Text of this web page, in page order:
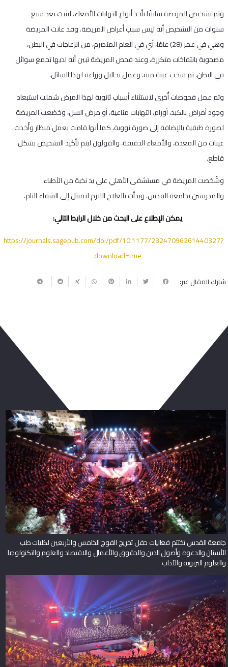
وتم تشخيص المريضة سابقًا بأحد أنواع التهابات الأمعاء، ليثبت بعد سبع
سنوات من التشخيص أنه ليس سبب أعراض المريضة. وقد عانت المريضة
وهي في عمر (28) عامًا، أي في العام المنصرم، من انزعاجات في البطن،
مصحوبة بانتفاخات متكررة، وعند فحص المريضة تبين أنه لديها تجمع سوائل
في البطن، تم سحب عينة منه، وعمل تحاليل وزراعة لهذا السائل.
وتم عمل فحوصات أُخرى لاستثناء أسباب ثانوية لهذا المرض شملت استبعاد
وجود أمراض بالكبد، أورام، التهابات مناعية، أو مرض السل، وخضعت المريضة
لصورة طبقية بالإضافة إلى صورة نووية، كما أنها قامت بعمل منظار وأُخذت
عينات من المعدة، والأمعاء الدقيقة، والقولون ليتم تأكيد التشخيص بشكل
قاطع.
وشُخصت المريضة في مستشفى الأهلي على يد نخبة من الأطباء
والمدرسين بجامعة القدس، وبدأت بالعلاج اللازم لتمتثل إلى الشفاء التام.
يمكن الإطلاع على البحث من خلال الرابط التالي:
https://journals.sagepub.com/doi/pdf/10.1177/23247096261440327?
download=true
شارك المقال عبر:
جامعة القدس تختتم فعاليات حفل تخريج الفوج الخامس والأربعين لكليات طب
الأسنان والدعوة وأصول الدين والحقوق والأعمال والاقتصاد والعلوم والتكنولوجيا
والعلوم التربوية والآداب